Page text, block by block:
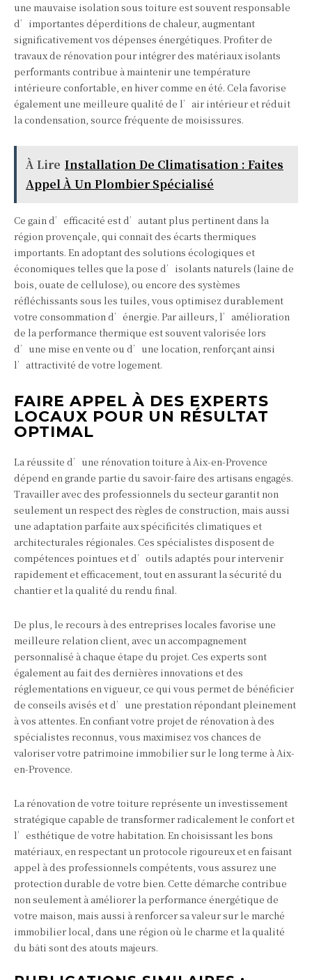
une mauvaise isolation sous toiture est souvent responsable
d’importantes déperditions de chaleur, augmentant
significativement vos dépenses énergétiques. Profiter de
travaux de rénovation pour intégrer des matériaux isolants
performants contribue à maintenir une température
intérieure confortable, en hiver comme en été. Cela favorise
également une meilleure qualité de l’air intérieur et réduit
la condensation, source fréquente de moisissures.
À Lire Installation De Climatisation : Faites
Appel À Un Plombier Spécialisé
Ce gain d’efficacité est d’autant plus pertinent dans la
région provençale, qui connaît des écarts thermiques
importants. En adoptant des solutions écologiques et
économiques telles que la pose d’isolants naturels (laine de
bois, ouate de cellulose), ou encore des systèmes
réfléchissants sous les tuiles, vous optimisez durablement
votre consommation d’énergie. Par ailleurs, l’amélioration
de la performance thermique est souvent valorisée lors
d’une mise en vente ou d’une location, renforçant ainsi
l’attractivité de votre logement.
FAIRE APPEL À DES EXPERTS
LOCAUX POUR UN RÉSULTAT
OPTIMAL
La réussite d’une rénovation toiture à Aix-en-Provence
dépend en grande partie du savoir-faire des artisans engagés.
Travailler avec des professionnels du secteur garantit non
seulement un respect des règles de construction, mais aussi
une adaptation parfaite aux spécificités climatiques et
architecturales régionales. Ces spécialistes disposent de
compétences pointues et d’outils adaptés pour intervenir
rapidement et efficacement, tout en assurant la sécurité du
chantier et la qualité du rendu final.
De plus, le recours à des entreprises locales favorise une
meilleure relation client, avec un accompagnement
personnalisé à chaque étape du projet. Ces experts sont
également au fait des dernières innovations et des
réglementations en vigueur, ce qui vous permet de bénéficier
de conseils avisés et d’une prestation répondant pleinement
à vos attentes. En confiant votre projet de rénovation à des
spécialistes reconnus, vous maximisez vos chances de
valoriser votre patrimoine immobilier sur le long terme à Aix-
en-Provence.
La rénovation de votre toiture représente un investissement
stratégique capable de transformer radicalement le confort et
l’esthétique de votre habitation. En choisissant les bons
matériaux, en respectant un protocole rigoureux et en faisant
appel à des professionnels compétents, vous assurez une
protection durable de votre bien. Cette démarche contribue
non seulement à améliorer la performance énergétique de
votre maison, mais aussi à renforcer sa valeur sur le marché
immobilier local, dans une région où le charme et la qualité
du bâti sont des atouts majeurs.